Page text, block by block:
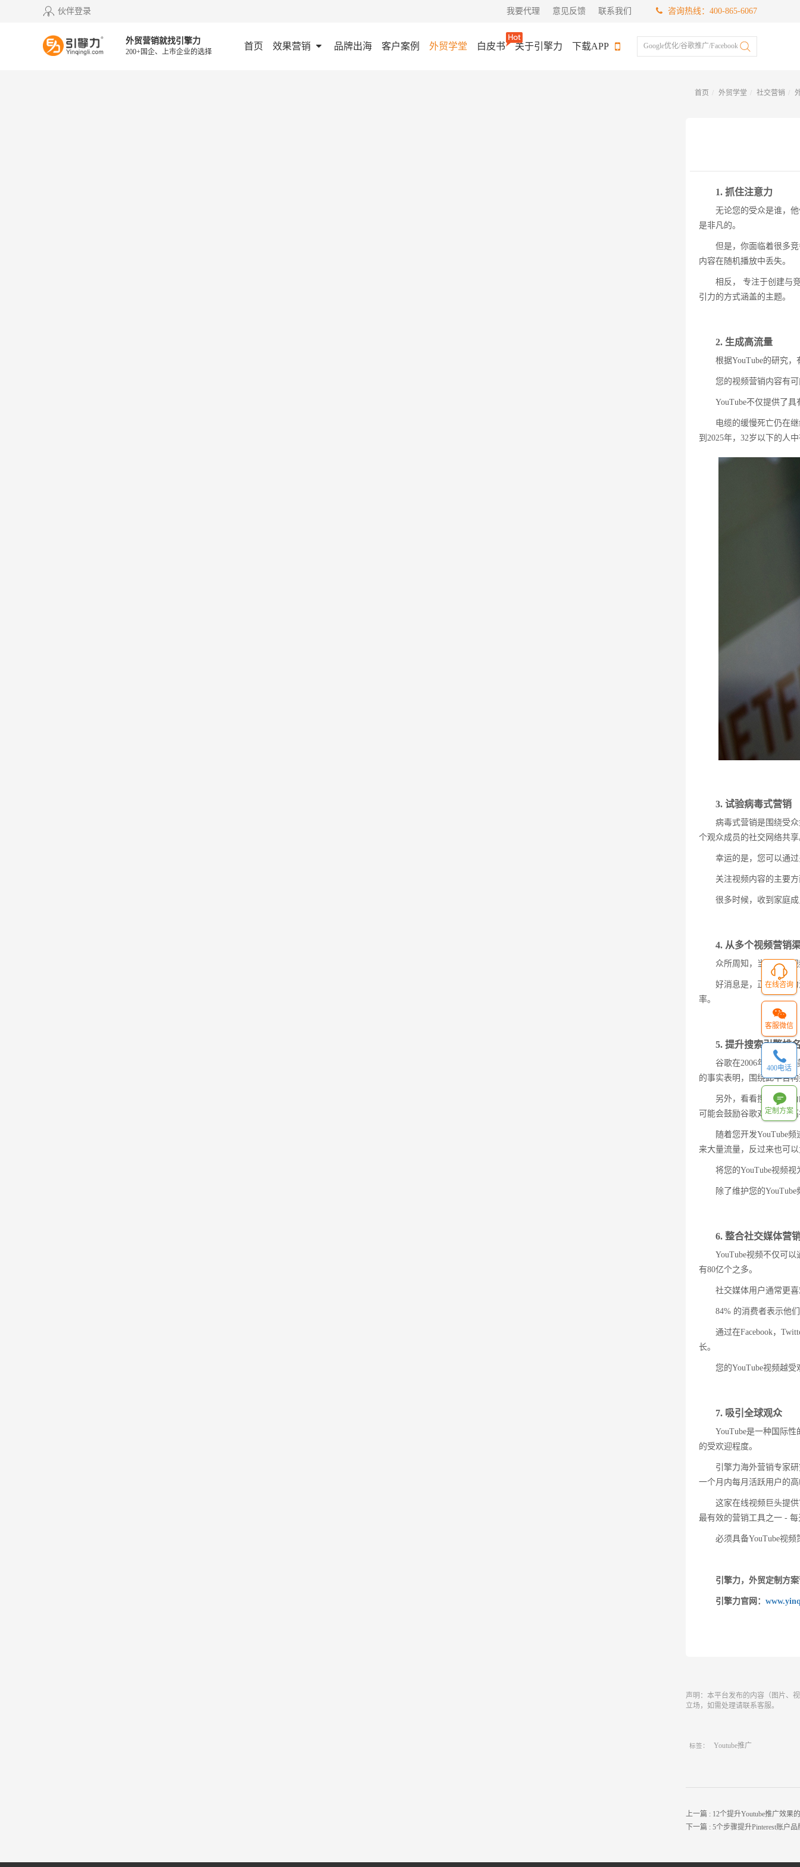
咨询热线：400-865-6067
伙伴登录 我要代理 意见反馈 联系我们
外贸营销就找引擎力
200+国企、上市企业的选择
首页 效果营销 品牌出海 客户案例 外贸学堂 白皮书 关于引擎力 下载APP Google优化/谷歌推广/Facebook推广
首页 外贸学堂 社交营销
1. 抓住注意力
无论您的受众是谁，
是非凡的。
但是，你面临着很多
内容在随机播放中丢失。
相反， 专注于创建与
引力的方式涵盖的主题。
2. 生成高流量
根据YouTube的研究
您的视频营销内容有
YouTube不仅提供了
电缆的缓慢死亡仍在
到2025年，32岁以下的人
3. 试验病毒式营销
病毒式营销是围绕受
个观众成员的社交网络共享
幸运的是，您可以通
关注视频内容的主要
很多时候，收到家庭
4. 从多个视频营销
众所周知，当您制作
好消息是，正如引擎
率。
5. 提升搜索引擎排
谷歌在2006年以16.5
的事实表明，围绕此平台
另外，看看搜索者行
可能会鼓励谷歌对提供更
随着您开发YouTube
来大量流量，反过来也可
将您的YouTube视频
除了维护您的
6. 整合社交媒体营
YouTube视频不仅可
有80亿个之多。
社交媒体用户通常更
84% 的消费者表示他
通过在Facebook，
长。
您的YouTube视频越
7. 吸引全球观众
YouTube是一种国际
的受欢迎程度。
引擎力海外营销专家
一个月内每月活跃用户的
这家在线视频巨头提
最有效的营销工具之一 - 每
必须具备YouTube视
引擎力，外贸定制方
引擎力官网：
声明：本平台发布的内容（图片、
立场，如需处理请联系客服。
标签： Youtube推广
上一篇 : 12个提升Youtube推广效果
下一篇 : 5个步骤提升Pinterest账户
在线咨询
客服微信
400电话
定制方案